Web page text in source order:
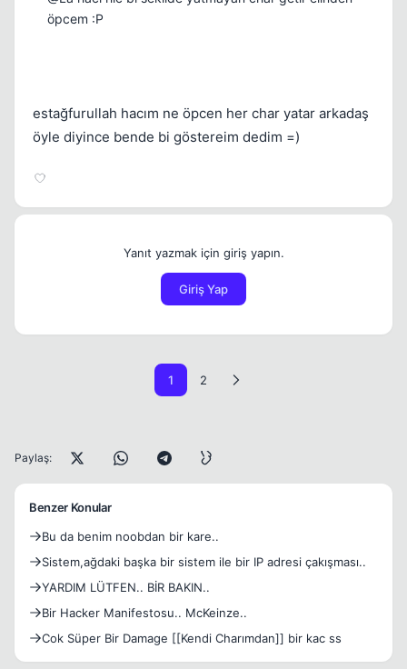
öpcem :P
estağfurullah hacım ne öpcen her char yatar arkadaş
öyle diyince bende bi göstereim dedim =)
Yanıt yazmak için giriş yapın.
Giriş Yap
1 2
Paylaş:
Benzer Konular
Bu da benim noobdan bir kare..
Sistem,ağdaki başka bir sistem ile bir IP adresi çakışması..
YARDIM LÜTFEN.. BİR BAKIN..
Bir Hacker Manifestosu.. McKeinze..
Cok Süper Bir Damage [[Kendi Charımdan]] bir kac ss